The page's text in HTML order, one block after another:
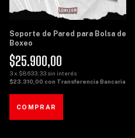
Soporte de Pared para Bolsa de
Boxeo
$25.900,00
3x $8.633,33 sin interés
$23.310,00 con Transferencia Bancaria